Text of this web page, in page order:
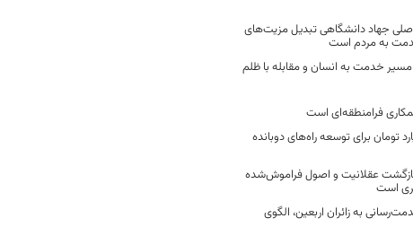
جهاد دانشگاهی تبدیل مزیت‌های
به مردم است
مسیر خدمت به انسان و مقابله با ظلم
فرامنطقه‌ای است
2500 میلیارد تومان برای توسعه راه‌های دوبانده
عقلانیت و اصول فراموش‌شده
است
به زائران اربعین، الگوی